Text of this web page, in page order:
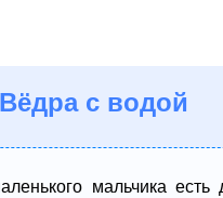
с водой
мальчика